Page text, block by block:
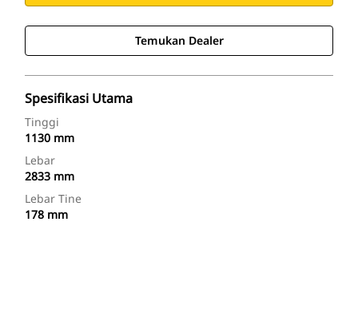
Temukan Dealer
Spesifikasi Utama
Tinggi
1130 mm
Lebar
2833 mm
Lebar Tine
178 mm